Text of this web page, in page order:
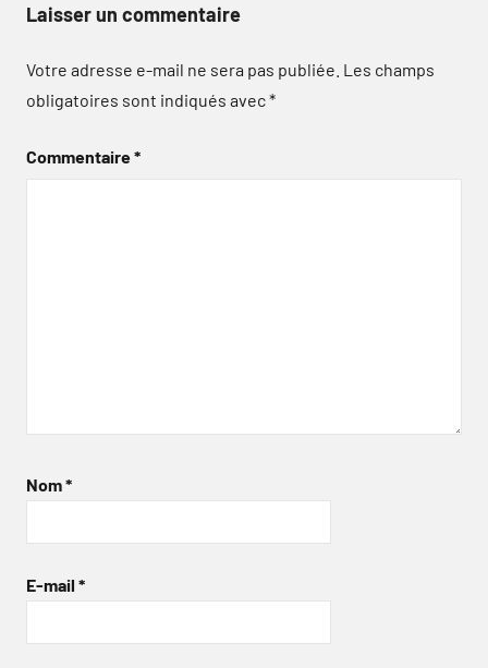
Laisser un commentaire
Votre adresse e-mail ne sera pas publiée. Les champs
obligatoires sont indiqués avec*
Commentaire*
Nom*
E-mail *